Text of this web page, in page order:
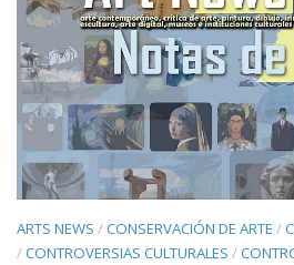
ARTS NEWS /CONSERVACIÓN DE ARTE /
/CONTROVERSIAS CULTURALES /